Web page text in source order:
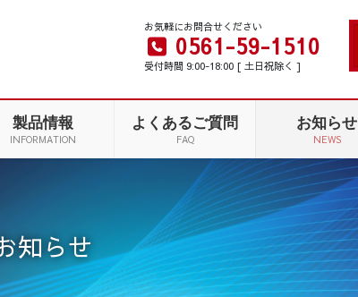
お気軽にお問合せください
0561-59-1510
受付時間 9:00-18:00 [ 土日祝除く ]
製品情報
INFORMATION
よくあるご質問
FAQ
お知らせ
NEWS
知らせ